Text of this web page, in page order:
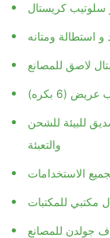
كريستال
استطالة ومتانه
(6 بكره)
للبيئة للشحن
والتعبئة
الاستخدامات